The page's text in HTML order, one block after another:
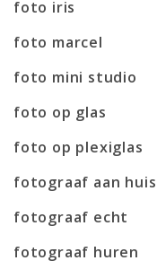
foto iris
foto marcel
foto mini studio
foto op glas
foto op plexiglas
fotograaf aan huis
fotograaf echt
fotograaf huren